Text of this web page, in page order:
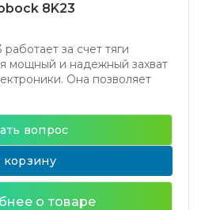
8K23
за счет тяги
мощный и надежный захват
Она позволяет
вопрос
корзину
о товаре